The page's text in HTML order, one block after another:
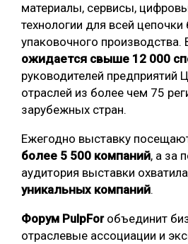
материалы, сервисы,
технологии для всей
упаковочного производства.
ожидается свыше 12 000
руководителей
отраслей из более чем 75
зарубежных стран.
Ежегодно выставку
более 5 500 компаний, а за
аудитория выставки охватила
уникальных компаний.
Форум PulpForобъединит
отраслевые ассоциации и